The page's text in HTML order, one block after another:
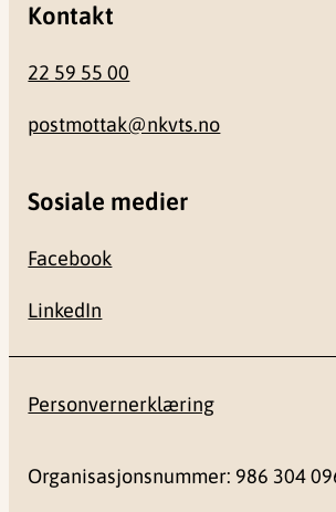
Kontakt
22 59 55 00
postmottak@nkvts.no
Sosiale medier
Facebook
LinkedIn
Personvernerklæring
Organisasjonsnummer: 986 304